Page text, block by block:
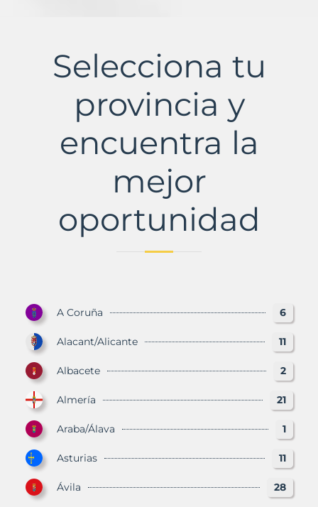
MurbalandsSelecciona tu
provincia y
encuentra la
mejor
oportunidad
A Coruña 6
Alacant/Alicante 11
Albacete 2
Almería 21
Araba/Álava 1
Asturias 11
Ávila 28